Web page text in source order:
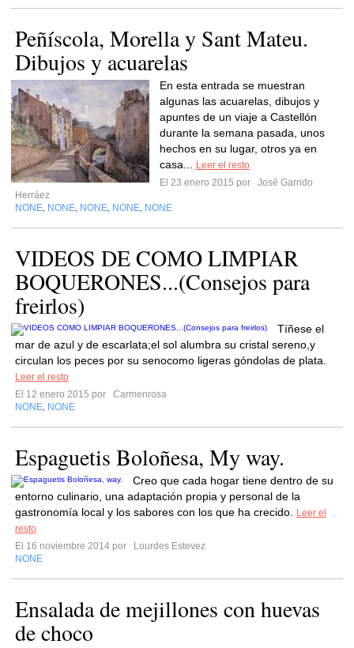
Peñíscola, Morella y Sant Mateu.
Dibujos y acuarelas
En esta entrada se muestran
algunas las acuarelas, dibujos y
apuntes de un viaje a Castellón
durante la semana pasada, unos
hechos en su lugar, otros ya en
casa...
Leer el resto
El 23 enero 2015 por
José Garrido
Herráez
NONE NONE NONE NONE NONE
VIDEOS DE COMO LIMPIAR
BOQUERONES...(Consejos para
freirlos)
Tíñese el
mar de azul y de escarlata;el sol alumbra su cristal sereno,y
circulan los peces por su senocomo ligeras góndolas de plata.
Leer el resto
El 12 enero 2015 por
Carmenrosa
NONE NONE
Espaguetis Boloñesa, My way.
Creo que cada hogar tiene dentro de su
entorno culinario, una adaptación propia y personal de la
gastronomía local y los sabores con los que ha crecido.
Leer el
resto
El 16 noviembre 2014 por
Lourdes Estevez
NONE
Ensalada de mejillones con huevas
de choco